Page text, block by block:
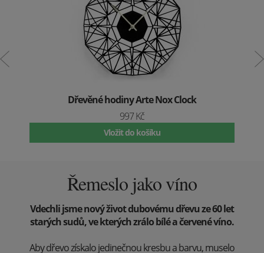
Dřevěné hodiny Arte Nox Clock
997 Kč
Vložit do košíku
Řemeslo jako víno
Vdechli jsme nový život dubovému dřevu ze 60 let
starých sudů, ve kterých zrálo bílé a červené víno.
Aby dřevo získalo jedinečnou kresbu a barvu, muselo